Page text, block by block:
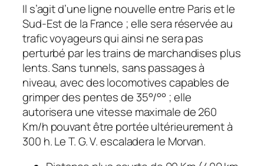
Il s’agit d’une ligne nouvelle entre Paris et le
Sud-Est de la France ; elle sera réservée au
trafic voyageurs qui ainsi ne sera pas
perturbé par les trains de marchandises plus
lents. Sans tunnels, sans passages à
niveau, avec des locomotives capables de
grimper des pentes de 35°/°° ; elle
autorisera une vitesse maximale de 260
Km/h pouvant être portée ultérieurement à
300 h. Le T. G. V. escaladera le Morvan.